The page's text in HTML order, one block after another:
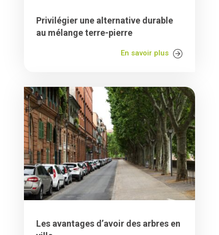
Privilégier une alternative durable
au mélange terre-pierre
En savoir plus
Les avantages d’avoir des arbres en